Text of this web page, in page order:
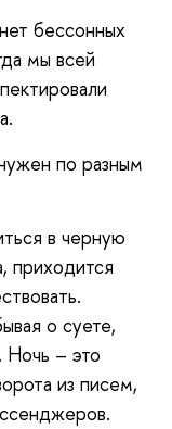
бессонных
мы всей
по разным
в черную
приходится
о суете,
Ночь – это
из писем,